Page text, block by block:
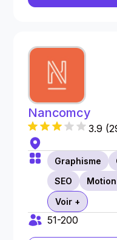
Nancomcy
3.9 (
Graphisme
SEO
Voir +
51-200